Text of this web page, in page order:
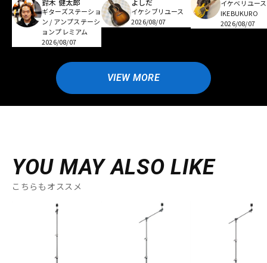
ギターズステーショ
ン / アンプステーシ
ョンプレミアム
2026/08/07
イケシブリユース
2026/08/07
イケベリユース
IKEBUKURO
2026/08/07
VIEW MORE
YOU MAY ALSO LIKE
こちらもオススメ